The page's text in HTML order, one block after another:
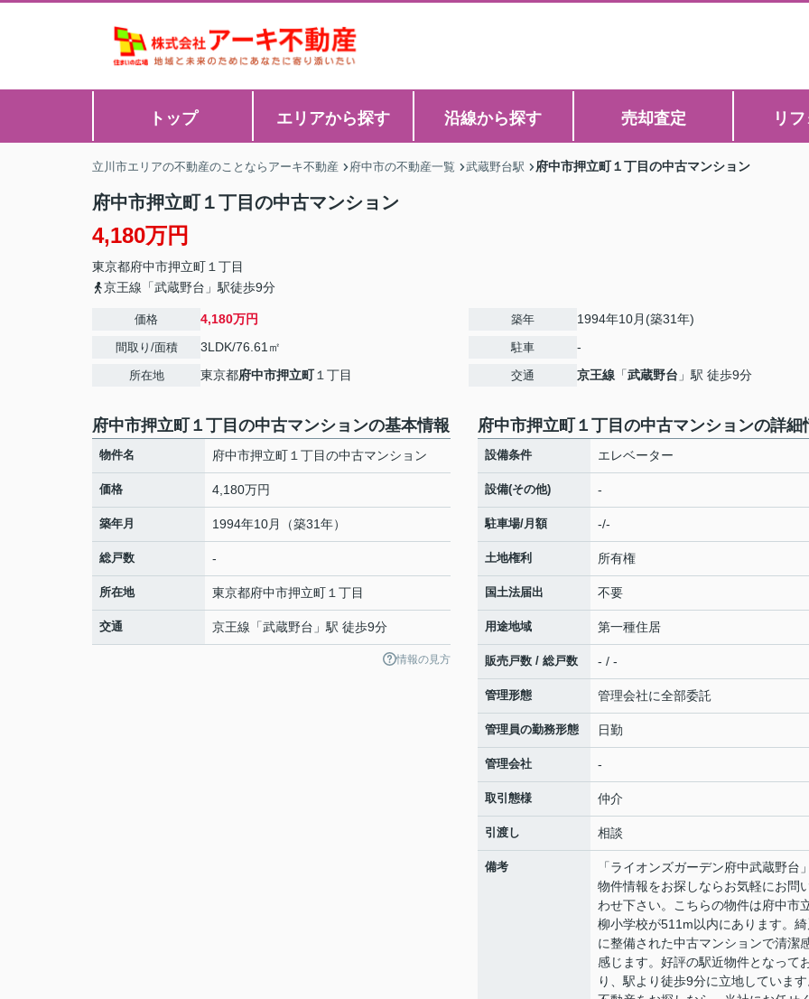
トップ エリアから探す 沿線から探す 売却査定 リ
立川市エリアの不動産のことならアーキ不動産 府中市の不動産一覧 武蔵野台駅 府中市押立町１丁目の中古マンション
府中市押立町１丁目の中古マンション
4,180万円
東京都府中市押立町 １丁目
京王線「武蔵野台」駅徒歩9分
価格 4,180万円
間取り/面積 3LDK/76.61㎡
所在地 東京都府中市押立町１丁目
築年 1994年10月(築31年)
駐車 -
交通 京王線 「武蔵野台 」駅 徒歩9分
府中市押立町１丁目の中古マンションの基本情報
物件名 府中市押立町１丁目の中古マンション
価格 4,180万円
築年月 1994年10月（築31年）
総戸数 -
所在地 東京都府中市押立町 １丁目
交通 京王線 「武蔵野台 」駅 徒歩9分
情報の見方
府中市押立町１丁目の中古マンションの詳細
設備条件 エレベーター
設備(その他) -
駐車場/月額 -/-
土地権利 所有権
国土法届出 不要
用途地域 第一種住居
販売戸数 / 総戸数 - / -
管理形態 管理会社に全部委託
管理員の勤務形態 日勤
管理会社 -
取引態様 仲介
引渡し 相談
備考
「ライオンズガーデン府中武蔵野台
物件情報をお探しならお気軽にお問
わせ下さい。こちらの物件は府中市
柳小学校が511m以内にあります。
に整備された中古マンションで清潔
感じます。好評の駅近物件となって
り、駅より徒歩9分に立地していま